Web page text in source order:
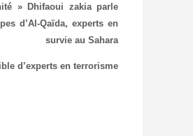
»Dhifaoui zakia parle
d’Al-Qaïda, experts en
survie au Sahara
d’experts en terrorisme